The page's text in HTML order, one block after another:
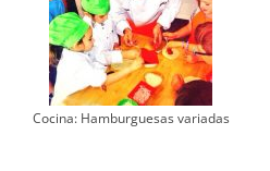
Cocina: Hamburguesas variadas